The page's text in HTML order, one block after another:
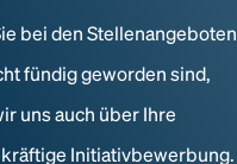
bei den Stellenangeboten
fündig geworden sind,
uns auch über Ihre
Initiativbewerbung.